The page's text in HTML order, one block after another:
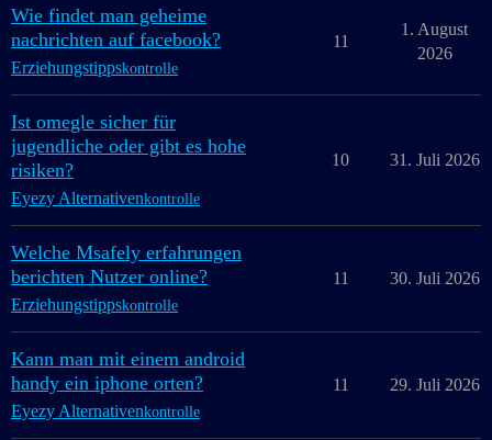
Wie findet man geheime
nachrichten auf facebook?
Erziehungstippskontrolle
11
1. August
2026
Ist omegle sicher für
jugendliche oder gibt es hohe
risiken?
Eyezy Alternativenkontrolle
10 31. Juli 2026
Welche Msafely erfahrungen
berichten Nutzer online?
Erziehungstippskontrolle
11 30. Juli 2026
Kann man mit einem android
handy ein iphone orten?
Eyezy Alternativenkontrolle
11 29. Juli 2026